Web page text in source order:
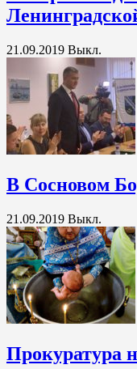
21.09.2019 Выкл.
В Сосновом
21.09.2019 Выкл.
Прокуратура